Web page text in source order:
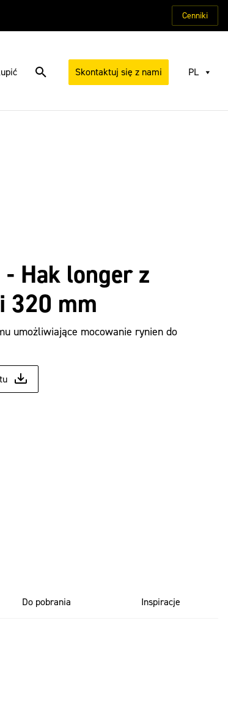
Cenniki
Skontaktuj się z nami PL
- Hak longer z
320 mm
umożliwiające mocowanie rynien do
Do pobrania Inspiracje